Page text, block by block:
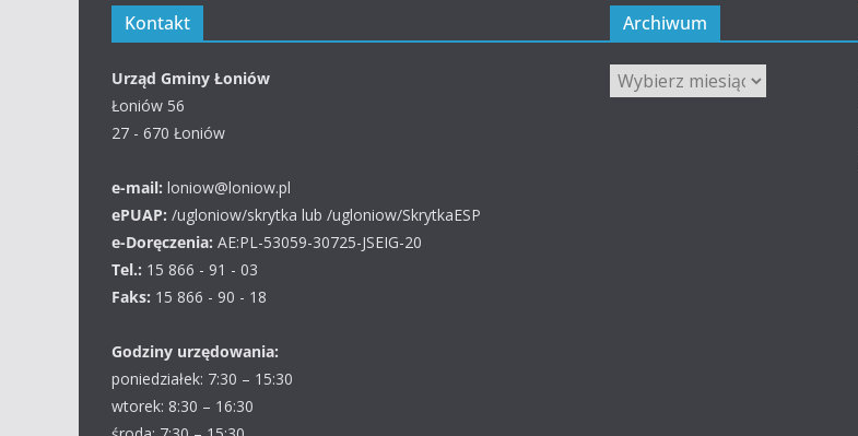
Kontakt
Urząd Gminy Łoniów
Łoniów 56
27 - 670 Łoniów
e-mail: loniow@loniow.pl
ePUAP: /ugloniow/skrytka lub /ugloniow/SkrytkaESP
e-Doręczenia: AE:PL-53059-30725-JSEIG-20
Tel.: 15 866 - 91 - 03
Faks: 15 866 - 90 - 18
Godziny urzędowania:
poniedziałek: 7:30 – 15:30
wtorek: 8:30 – 16:30
Archiwum
Archiwum